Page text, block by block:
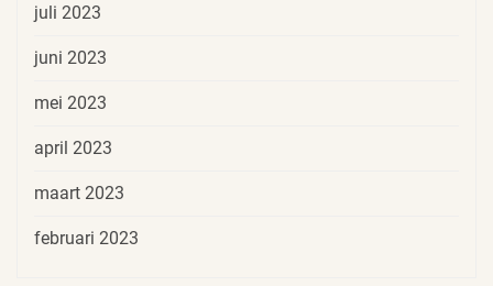
juli 2023
juni 2023
mei 2023
april 2023
maart 2023
februari 2023